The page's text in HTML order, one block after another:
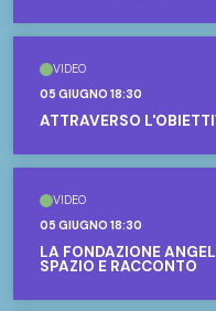
VIDEO
05 GIUGNO 18:30
ATTRAVERSO
VIDEO
05 GIUGNO 18:30
LA FONDAZIONE
SPAZIO E RACCONTO